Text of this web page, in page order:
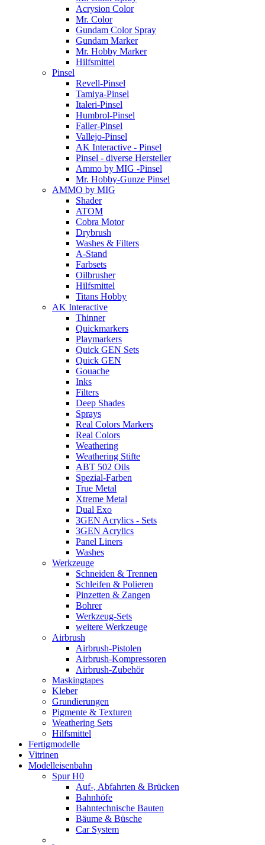
Acrysion Color
Mr. Color
Gundam Color Spray
Gundam Marker
Mr. Hobby Marker
Hilfsmittel
Pinsel
Revell-Pinsel
Tamiya-Pinsel
Italeri-Pinsel
Humbrol-Pinsel
Faller-Pinsel
Vallejo-Pinsel
AK Interactive - Pinsel
Pinsel - diverse Hersteller
Ammo by MIG -Pinsel
Mr. Hobby-Gunze Pinsel
AMMO by MIG
Shader
ATOM
Cobra Motor
Drybrush
Washes & Filters
A-Stand
Farbsets
Oilbrusher
Hilfsmittel
Titans Hobby
AK Interactive
Thinner
Quickmarkers
Playmarkers
Quick GEN Sets
Quick GEN
Gouache
Inks
Filters
Deep Shades
Sprays
Real Colors Markers
Real Colors
Weathering
Weathering Stifte
ABT 502 Oils
Spezial-Farben
True Metal
Xtreme Metal
Dual Exo
3GEN Acrylics - Sets
3GEN Acrylics
Panel Liners
Washes
Werkzeuge
Schneiden & Trennen
Schleifen & Polieren
Pinzetten & Zangen
Bohrer
Werkzeug-Sets
weitere Werkzeuge
Airbrush
Airbrush-Pistolen
Airbrush-Kompressoren
Airbrush-Zubehör
Maskingtapes
Kleber
Grundierungen
Pigmente & Texturen
Weathering Sets
Hilfsmittel
Fertigmodelle
Vitrinen
Modelleisenbahn
Spur H0
Auf-, Abfahrten & Brücken
Bahnhöfe
Bahntechnische Bauten
Bäume & Büsche
Car System